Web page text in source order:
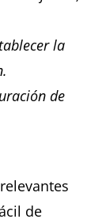
la
de
de